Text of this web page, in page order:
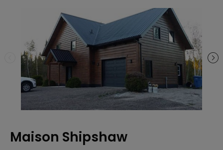
Maison Shipshaw